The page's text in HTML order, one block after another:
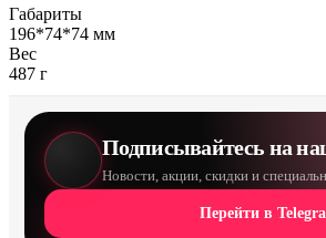
Габариты
196*74*74 мм
Вес
487 г
Подписывайтесь на
Новости, акции, скидки и
Перейти в